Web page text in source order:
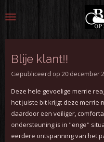
direct
hoofdinhoud
Blije klant!!
Gepubliceerd op 20 december
Deze hele gevoelige merrie
het juiste bit krijgt deze merrie
daardoor een veiliger,
ondersteuning is in "enge"
eerdere ontspanning van het